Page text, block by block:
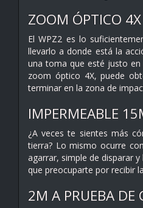
ZOOM ÓPTICO 4X
El WPZ2 es lo
llevarlo a donde está la
una toma que esté justo
zoom óptico 4X, puede
terminar en la zona de
IMPERMEABLE
¿A veces te sientes más
tierra? Lo mismo ocurre
agarrar, simple de disparar
que preocuparte por recibir
2M A PRUEBA DE